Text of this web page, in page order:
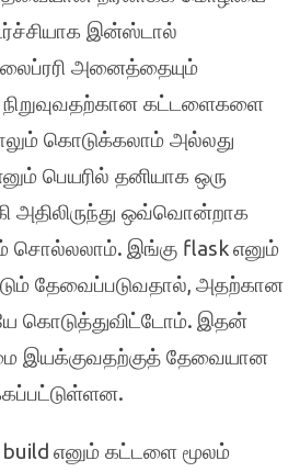
இன்ஸ்டால்
அனைத்தையும்
கட்டளைகளை
கொடுக்கலாம் அல்லது
பெயரில் தனியாக ஒரு
அதிலிருந்து ஒவ்வொன்றாக
சொல்லலாம். இங்கு flaskஎனும்
தேவைப்படுவதால், அதற்கான
கொடுத்துவிட்டோம். இதன்
இயக்குவதற்குத் தேவையான
.
எனும் கட்டளை மூலம்